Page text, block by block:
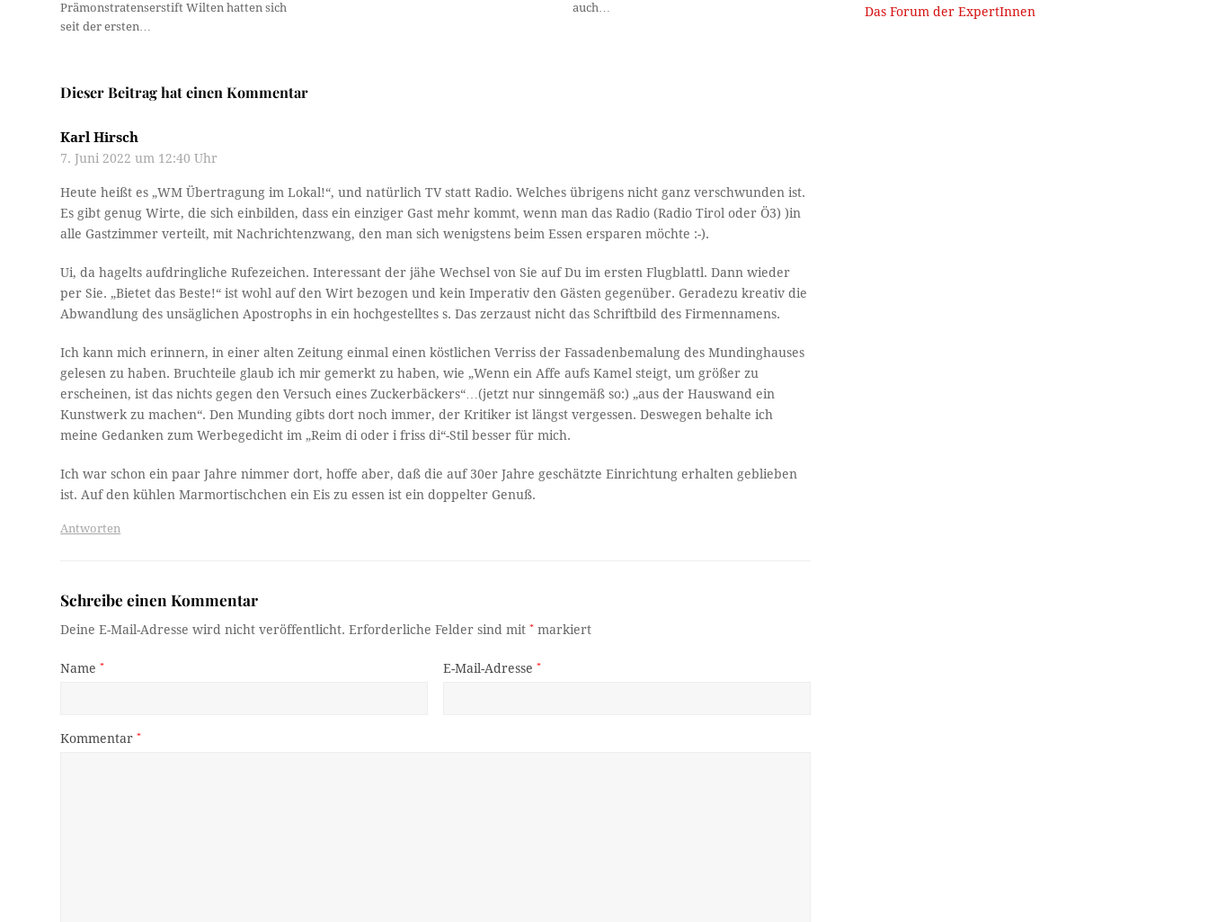
Prämonstratenserstift Wilten hatten sich
seit der ersten…
auch…
Dieser Beitrag hat einen Kommentar
Karl Hirsch
7. Juni 2022 um 12:40 Uhr
Heute heißt es „WM Übertragung im Lokal!“, und natürlich TV statt Radio. Welches übrigens nicht ganz verschwunden ist.
Es gibt genug Wirte, die sich einbilden, dass ein einziger Gast mehr kommt, wenn man das Radio (Radio Tirol oder Ö3) )in
alle Gastzimmer verteilt, mit Nachrichtenzwang, den man sich wenigstens beim Essen ersparen möchte :-).
Ui, da hagelts aufdringliche Rufezeichen. Interessant der jähe Wechsel von Sie auf Du im ersten Flugblattl. Dann wieder
per Sie. „Bietet das Beste!“ ist wohl auf den Wirt bezogen und kein Imperativ den Gästen gegenüber. Geradezu kreativ die
Abwandlung des unsäglichen Apostrophs in ein hochgestelltes s. Das zerzaust nicht das Schriftbild des Firmennamens.
Ich kann mich erinnern, in einer alten Zeitung einmal einen köstlichen Verriss der Fassadenbemalung des Mundinghauses
gelesen zu haben. Bruchteile glaub ich mir gemerkt zu haben, wie „Wenn ein Affe aufs Kamel steigt, um größer zu
erscheinen, ist das nichts gegen den Versuch eines Zuckerbäckers“…(jetzt nur sinngemäß so:) „aus der Hauswand ein
Kunstwerk zu machen“. Den Munding gibts dort noch immer, der Kritiker ist längst vergessen. Deswegen behalte ich
meine Gedanken zum Werbegedicht im „Reim di oder i friss di“-Stil besser für mich.
Ich war schon ein paar Jahre nimmer dort, hoffe aber, daß die auf 30er Jahre geschätzte Einrichtung erhalten geblieben
ist. Auf den kühlen Marmortischchen ein Eis zu essen ist ein doppelter Genuß.
Antworten
Schreibe einen Kommentar
Deine E-Mail-Adresse wird nicht veröffentlicht. Erforderliche Felder sind mit* markiert
Name* E-Mail-Adresse *
Kommentar*
Das Forum der ExpertInnen